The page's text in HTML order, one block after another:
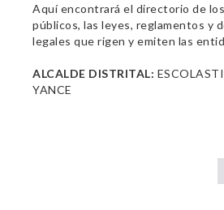
Aquí encontrará el directorio de
públicos, las leyes, reglamentos y
legales que rigen y emiten las
ALCALDE DISTRITAL:
YANCE